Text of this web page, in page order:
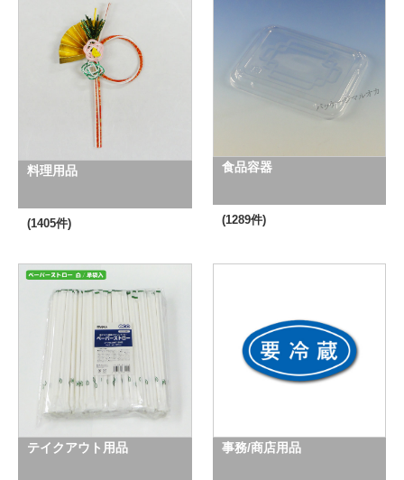
料理用品
(1405件)
食品容器
(1289件)
テイクアウト用品 事務/商店用品